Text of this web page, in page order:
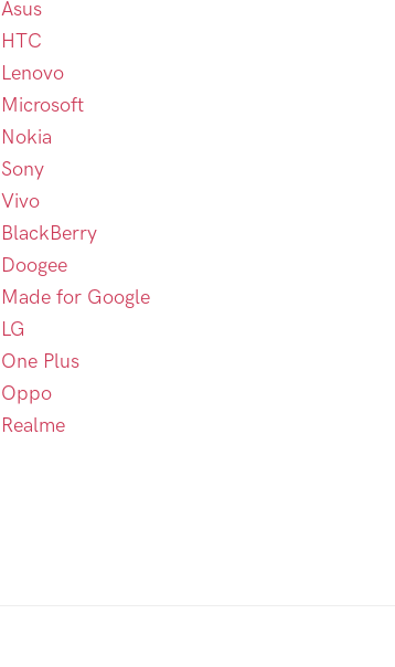
Asus
HTC
Lenovo
Microsoft
Nokia
Sony
Vivo
BlackBerry
Doogee
Made for Google
LG
One Plus
Oppo
Realme